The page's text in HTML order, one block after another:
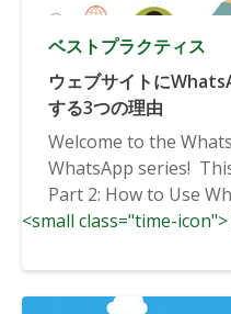
ベストプラクティス
ウェブサイトに
する3つの理由
Welcome to the
WhatsApp series!
Part 2: How to Use
<small class="time-